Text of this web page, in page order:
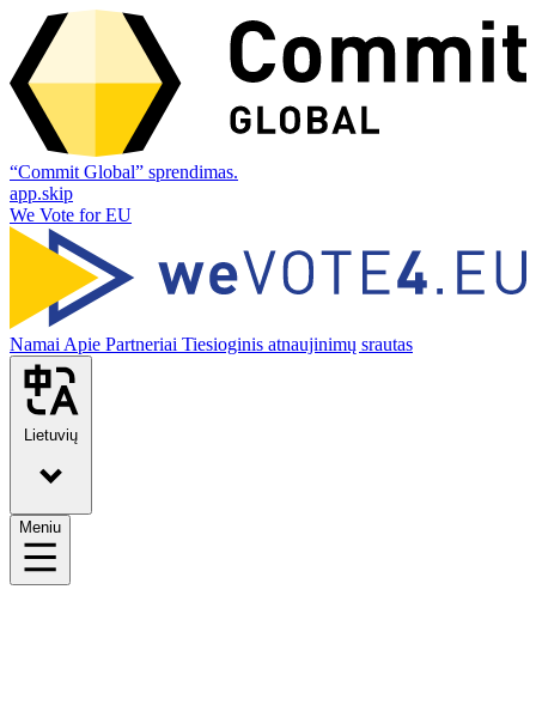
“Commit Global” sprendimas.
app.skip
We Vote for EU
Namai Apie Partneriai Tiesioginis atnaujinimų srautas
Lietuvių
Meniu